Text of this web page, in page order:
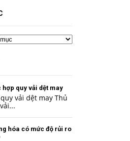
hợp quy vải dệt may
vải dệt may Thủ
hóa có mức độ rủi ro